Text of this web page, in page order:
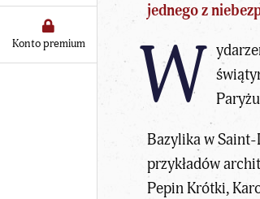
Konto premium
jednego z
W
Bazylika w
przykładów
Pepin Krótki,